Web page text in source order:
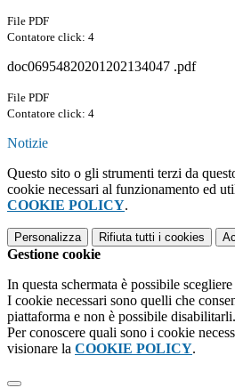
File PDF
Contatore click: 4
doc06954820201202134047 .pdf
File PDF
Contatore click: 4
Notizie
Questo sito o gli strumenti terzi da
cookie necessari al funzionamento ed
COOKIE POLICY.
Personalizza Rifiuta tutti i cookies
Gestione cookie
In questa schermata è possibile
I cookie necessari sono quelli che
piattaforma e non è possibile disabilitarli.
Per conoscere quali sono i cookie
visionare la COOKIE POLICY.